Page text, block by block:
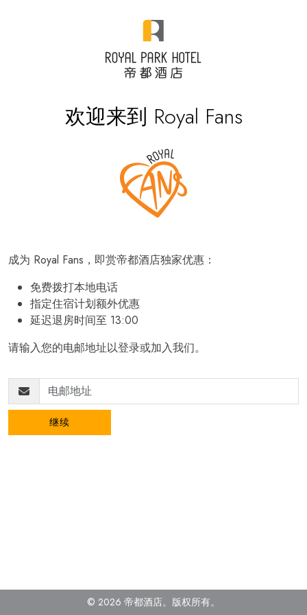
欢迎来到 Royal Fans
成为 Royal Fans，即赏帝都酒店独家优惠：
免费拨打本地电话
指定住宿计划额外优惠
延迟退房时间至 13:00
请输入您的电邮地址以登录或加入我们。
继续
© 2026 帝都酒店。 版权所有。